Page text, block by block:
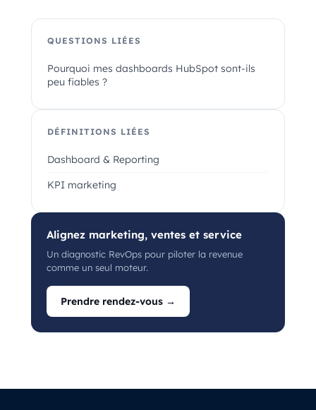
QUESTIONS LIÉES
Pourquoi mes dashboards HubSpot sont-ils
peu fiables ?
DÉFINITIONS LIÉES
Dashboard & Reporting
KPI marketing
Alignez marketing, ventes et service
Un diagnostic RevOps pour piloter la revenue
comme un seul moteur.
Prendre rendez-vous →